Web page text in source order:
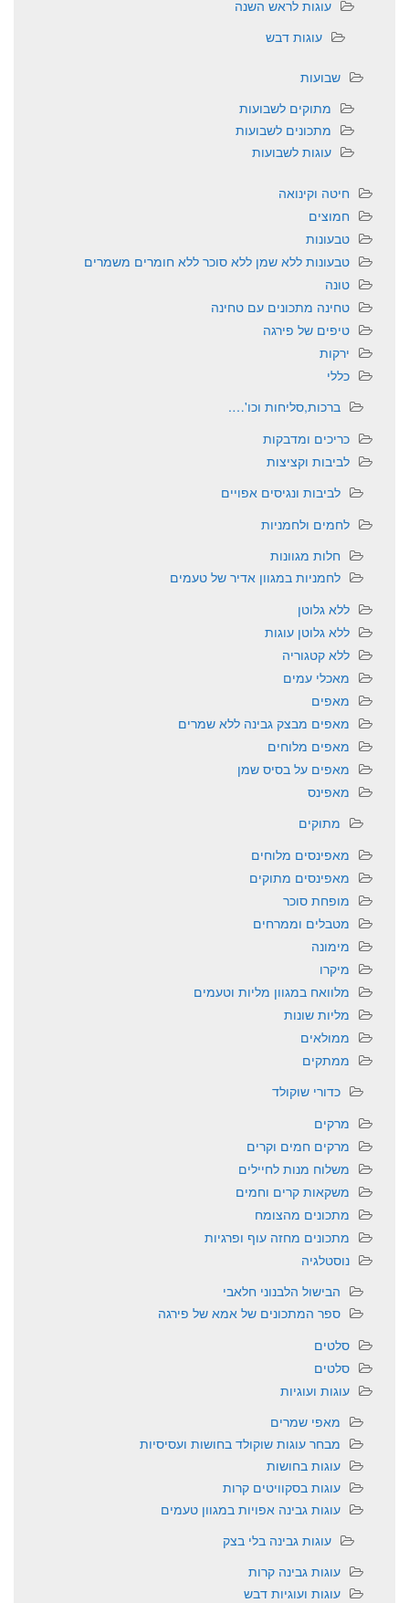
עוגות לראש השנה
עוגות דבש
שבועות
מתוקים לשבועות
מתכונים לשבועות
עוגות לשבועות
חיטה וקינואה
חמוצים
טבעונות
טבעונות ללא שמן ללא סוכר ללא חומרים משמרים
טונה
טחינה מתכונים עם טחינה
טיפים של פירגה
ירקות
כללי
ברכות,סליחות וכו'….
כריכים ומדבקות
לביבות וקציצות
לביבות ונגיסים אפויים
לחמים ולחמניות
חלות מגוונות
לחמניות במגוון אדיר של טעמים
ללא גלוטן
ללא גלוטן עוגות
ללא קטגוריה
מאכלי עמים
מאפים
מאפים מבצק גבינה ללא שמרים
מאפים מלוחים
מאפים על בסיס שמן
מאפינס
מתוקים
מאפינסים מלוחים
מאפינסים מתוקים
מופחת סוכר
מטבלים וממרחים
מימונה
מיקרו
מלוואח במגוון מליות וטעמים
מליות שונות
ממולאים
ממתקים
כדורי שוקולד
מרקים
מרקים חמים וקרים
משלוח מנות לחיילים
משקאות קרים וחמים
מתכונים מהצומח
מתכונים מחזה עוף ופרגיות
נוסטלגיה
הבישול הלבנוני חלאבי
ספר המתכונים של אמא של פירגה
סלטים
סלטים
עוגות ועוגיות
מאפי שמרים
מבחר עוגות שוקולד בחושות ועסיסיות
עוגות בחושות
עוגות בסקוויטים קרות
עוגות גבינה אפויות במגוון טעמים
עוגות גבינה בלי בצק
עוגות גבינה קרות
עוגות ועוגיות דבש